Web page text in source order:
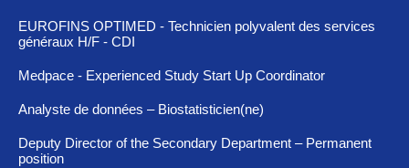
EUROFINS OPTIMED - Technicien polyvalent des services
généraux H/F - CDI
Medpace - Experienced Study Start Up Coordinator
Analyste de données – Biostatisticien(ne)
Deputy Director of the Secondary Department – Permanent
position